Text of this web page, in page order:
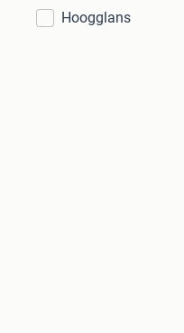
Hoogglans